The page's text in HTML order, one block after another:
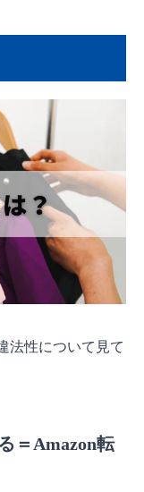
解する
する
る
法性について見て
＝Amazon転